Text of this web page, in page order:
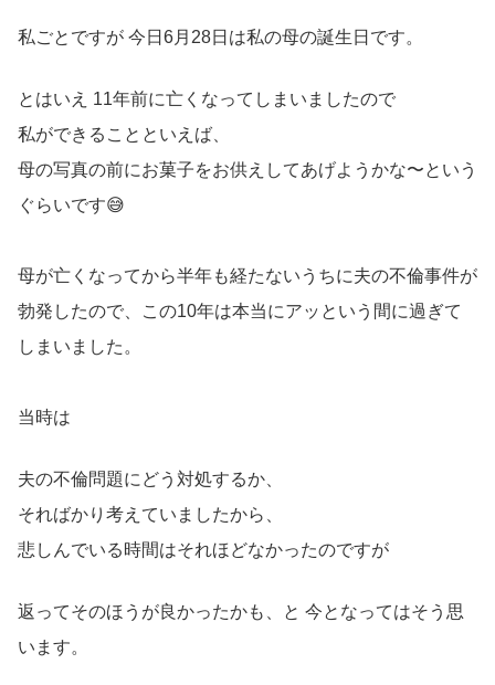
私ごとですが 今日6月28日は私の母の誕生日です。
とはいえ 11年前に亡くなってしまいましたので
私ができることといえば、
母の写真の前にお菓子をお供えしてあげようかな〜という
ぐらいです😅
母が亡くなってから半年も経たないうちに夫の不倫事件が
勃発したので、この10年は本当にアッという間に過ぎて
しまいました。
当時は
夫の不倫問題にどう対処するか、
そればかり考えていましたから、
悲しんでいる時間はそれほどなかったのですが
返ってそのほうが良かったかも、と 今となってはそう思
います。